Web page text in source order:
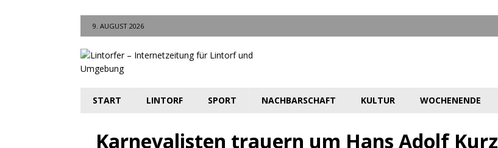
9. AUGUST 2026
START LINTORF SPORT NACHBARSCHAFT KULTUR WOCHENENDE
Karnevalisten trauern um Hans Adolf Kurz